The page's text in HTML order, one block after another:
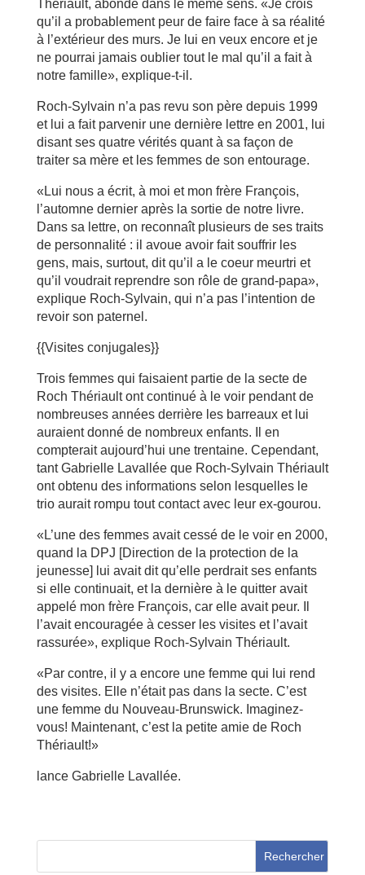
Thériault, abonde dans le même sens. «Je crois
qu’il a probablement peur de faire face à sa réalité
à l’extérieur des murs. Je lui en veux encore et je
ne pourrai jamais oublier tout le mal qu’il a fait à
notre famille», explique-t-il.
Roch-Sylvain n’a pas revu son père depuis 1999
et lui a fait parvenir une dernière lettre en 2001, lui
disant ses quatre vérités quant à sa façon de
traiter sa mère et les femmes de son entourage.
«Lui nous a écrit, à moi et mon frère François,
l’automne dernier après la sortie de notre livre.
Dans sa lettre, on reconnaît plusieurs de ses traits
de personnalité : il avoue avoir fait souffrir les
gens, mais, surtout, dit qu’il a le coeur meurtri et
qu’il voudrait reprendre son rôle de grand-papa»,
explique Roch-Sylvain, qui n’a pas l’intention de
revoir son paternel.
{{Visites conjugales}}
Trois femmes qui faisaient partie de la secte de
Roch Thériault ont continué à le voir pendant de
nombreuses années derrière les barreaux et lui
auraient donné de nombreux enfants. Il en
compterait aujourd’hui une trentaine. Cependant,
tant Gabrielle Lavallée que Roch-Sylvain Thériault
ont obtenu des informations selon lesquelles le
trio aurait rompu tout contact avec leur ex-gourou.
«L’une des femmes avait cessé de le voir en 2000,
quand la DPJ [Direction de la protection de la
jeunesse] lui avait dit qu’elle perdrait ses enfants
si elle continuait, et la dernière à le quitter avait
appelé mon frère François, car elle avait peur. Il
l’avait encouragée à cesser les visites et l’avait
rassurée», explique Roch-Sylvain Thériault.
«Par contre, il y a encore une femme qui lui rend
des visites. Elle n’était pas dans la secte. C’est
une femme du Nouveau-Brunswick. Imaginez-
vous! Main­tenant, c’est la petite amie de Roch
Thériault!»
lance Gabrielle Lavallée.